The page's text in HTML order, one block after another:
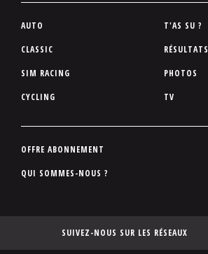
P
d
d
p
e
AUTO
CLASSIC
SIM RACING
CYCLING
T'AS SU ?
RÉSULTATS
PHOTOS
TV
P
d
p
OFFRE ABONNEMENT
QUI SOMMES-NOUS ?
SUIVEZ-NOUS SUR LES RÉSEAUX